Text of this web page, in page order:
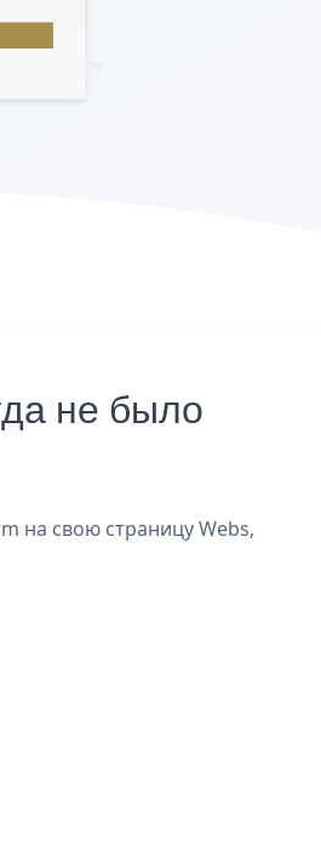
не было
на свою страницу Webs,